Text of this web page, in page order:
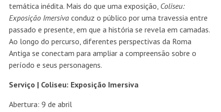
temática inédita. Mais do que uma exposição, Coliseu:
Exposição Imersivaconduz o público por uma travessia entre
passado e presente, em que a história se revela em camadas.
Ao longo do percurso, diferentes perspectivas da Roma
Antiga se conectam para ampliar a compreensão sobre o
período e seus personagens.
Serviço | Coliseu: Exposição Imersiva
Abertura: 9 de abril